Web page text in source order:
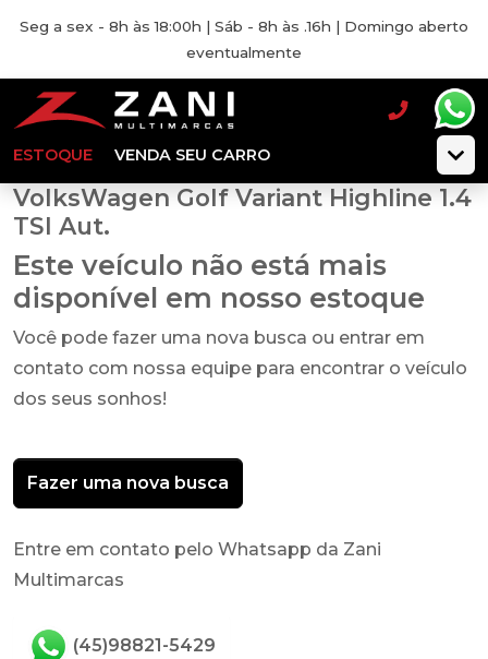
Seg a sex - 8h às 18:00h | Sáb - 8h às .16h | Domingo aberto
eventualmente
ESTOQUE VENDA SEU CARRO
VolksWagen Golf Variant Highline 1.4
TSI Aut.
Este veículo não está mais
disponível em nosso estoque
Você pode fazer uma nova busca ou entrar em
contato com nossa equipe para encontrar o veículo
dos seus sonhos!
Fazer uma nova busca
Entre em contato pelo Whatsapp da Zani
Multimarcas
(45)98821-5429